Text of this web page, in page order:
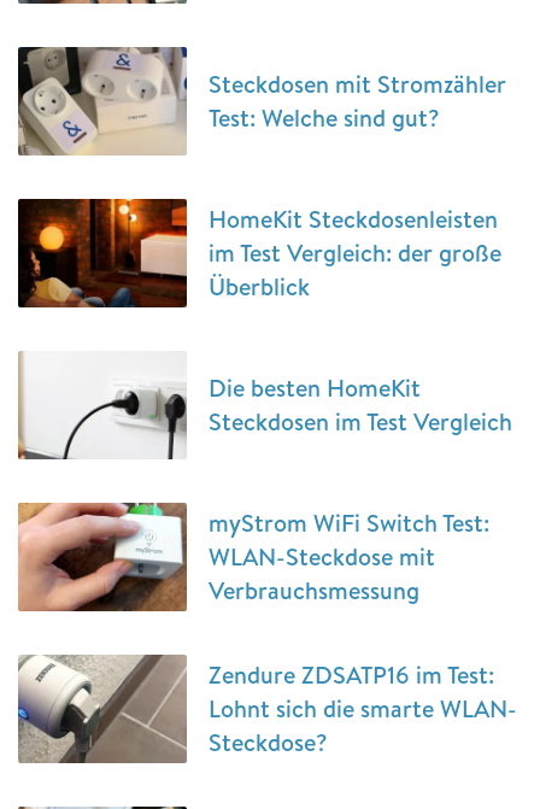
Steckdosen mit Stromzähler
Test: Welche sind gut?
HomeKit Steckdosenleisten
im Test Vergleich: der große
Überblick
Die besten HomeKit
Steckdosen im Test Vergleich
myStrom WiFi Switch Test:
WLAN-Steckdose mit
Verbrauchsmessung
Zendure ZDSATP16 im Test:
Lohnt sich die smarte WLAN-
Steckdose?